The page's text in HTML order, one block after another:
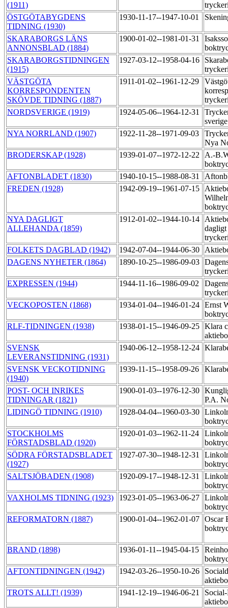
(1911)
ÖSTGÖTABYGDENS
TIDNING (1930)
1930-11-17--1947-10-01
SKARABORGS LÄNS
ANNONSBLAD (1884)
1900-01-02--1981-01-31
SKARABORGSTIDNINGEN
(1915)
1927-03-12--1958-04-16
VÄSTGÖTA
KORRESPONDENTEN
SKÖVDE TIDNING (1887)
1911-01-02--1961-12-29
NORDSVERIGE (1919)
1924-05-06--1964-12-31
NYA NORRLAND (1907)
1922-11-28--1971-09-03
Nya
BRODERSKAP (1928)
1939-01-07--1972-12-22
A.-
AFTONBLADET (1830)
1940-10-15--1988-08-31
FREDEN (1928)
1942-09-19--1961-07-15
NYA DAGLIGT
ALLEHANDA (1859)
1912-01-02--1944-10-14
dagligt
FOLKETS DAGBLAD (1942)
1942-07-04--1944-06-30
DAGENS NYHETER (1864)
1890-10-25--1986-09-03
EXPRESSEN (1944)
1944-11-16--1986-09-02
VECKOPOSTEN (1868)
1934-01-04--1946-01-24 Ernst
RLF-TIDNINGEN (1938)
1938-01-15--1946-09-25 Klara
SVENSK
LEVERANSTIDNING (1931)
1940-06-12--1958-12-24
SVENSK VECKOTIDNING
(1940)
1939-11-15--1958-09-26
POST- OCH INRIKES
TIDNINGAR (1821)
1900-01-03--1976-12-30
P.A.
LIDINGÖ TIDNING (1910)
1928-04-04--1960-03-30
STOCKHOLMS
FÖRSTADSBLAD (1920)
1920-01-03--1962-11-24
SÖDRA FÖRSTADSBLADET
(1927)
1927-07-30--1948-12-31
SALTSJÖBADEN (1908)
1920-09-17--1948-12-31
VAXHOLMS TIDNING (1923)
1923-01-05--1963-06-27
REFORMATORN (1887)
1900-01-04--1962-01-07 Oscar
BRAND (1898) 1936-01-11--1945-04-15
AFTONTIDNINGEN (1942)
1942-03-26--1950-10-26
TROTS ALLT! (1939)
1941-12-19--1946-06-21